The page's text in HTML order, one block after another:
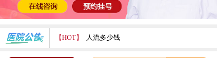
【HOT】 人流多少钱